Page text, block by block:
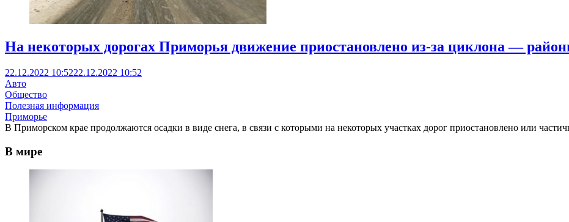
На некоторых дорогах Приморья движение приостановлено из-за циклона —
22.12.2022 10:5222.12.2022 10:52
Авто
Общество
Полезная информация
Приморье
В Приморском крае продолжаются осадки в виде снега, в связи с которыми на некоторых участках дорог приостановлено или
В мире